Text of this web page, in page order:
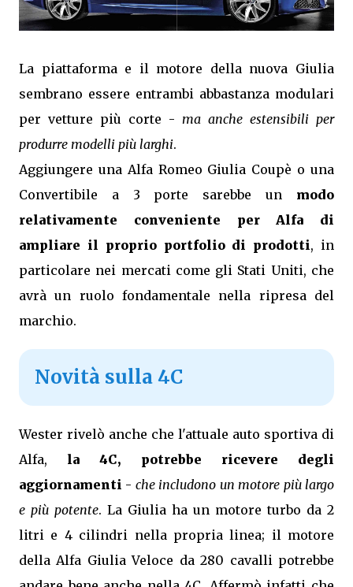
La piattaforma e il motore della nuova Giulia
sembrano essere entrambi abbastanza modulari
per vetture più corte - ma anche estensibili per
produrre modelli più larghi.
Aggiungere una Alfa Romeo Giulia Coupè o una
Convertibile a 3 porte sarebbe un modo
relativamente conveniente per Alfa di
ampliare il proprio portfolio di prodotti, in
particolare nei mercati come gli Stati Uniti, che
avrà un ruolo fondamentale nella ripresa del
marchio.
Novità sulla 4C
Wester rivelò anche che l'attuale auto sportiva di
Alfa, la 4C, potrebbe ricevere degli
aggiornamenti - che includono un motore più largo
e più potente. La Giulia ha un motore turbo da 2
litri e 4 cilindri nella propria linea; il motore
della Alfa Giulia Veloce da 280 cavalli potrebbe